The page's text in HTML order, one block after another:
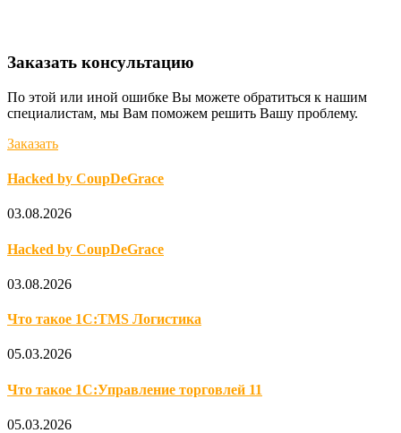
Заказать консультацию
По этой или иной ошибке Вы можете обратиться к нашим
специалистам, мы Вам поможем решить Вашу проблему.
Заказать
Hacked by CoupDeGrace
03.08.2026
Hacked by CoupDeGrace
03.08.2026
Что такое 1С:TMS Логистика
05.03.2026
Что такое 1С:Управление торговлей 11
05.03.2026